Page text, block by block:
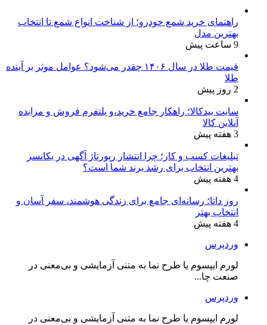
راهنمای خرید شمع خودرو؛ از شناخت انواع شمع تا انتخاب
بهترین مدل
9 ساعت پیش
قیمت طلا در سال ۱۴۰۶ چقدر می‌شود؟ عوامل موثر بر آینده
طلا
2 روز پیش
سایت بیدکالا؛ راهکار جامع خرید،و پلتفرم فروش و مزایده
آنلاین کالا
3 هفته پیش
تبلیغات کسب و کار؛ چرا انتشار رپورتاژ آگهی در یکانسر
بهترین انتخاب برای رشد برند شما است؟
4 هفته پیش
روز داتا؛ رسانه‌ای جامع برای زندگی هوشمند، سفر آسان و
انتخاب بهتر
4 هفته پیش
وردپرس
لورم ایپسوم یا طرح‌ نما به متنی آزمایشی و بی‌معنی در
صنعت چا...
وردپرس
لورم ایپسوم یا طرح‌ نما به متنی آزمایشی و بی‌معنی در